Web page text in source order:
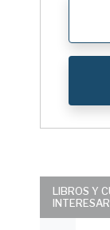
LIBROS Y